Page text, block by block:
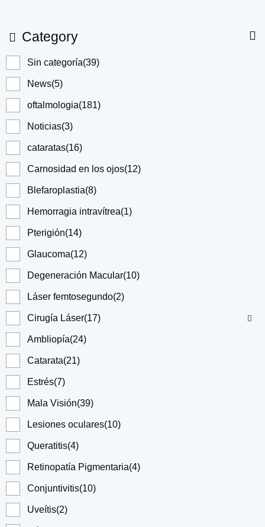
Category
Sin categoría(39)
News(5)
oftalmologia(181)
Noticias(3)
cataratas(16)
Carnosidad en los ojos(12)
Blefaroplastia(8)
Hemorragia intravítrea(1)
Pterigión(14)
Glaucoma(12)
Degeneración Macular(10)
Láser femtosegundo(2)
Cirugía Láser(17)
Ambliopía(24)
Catarata(21)
Estrés(7)
Mala Visión(39)
Lesiones oculares(10)
Queratitis(4)
Retinopatía Pigmentaria(4)
Conjuntivitis(10)
Uveítis(2)